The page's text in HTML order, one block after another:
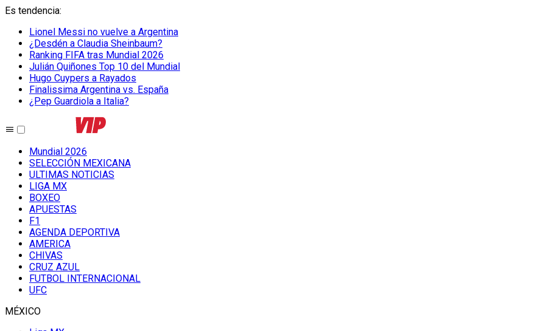
Es tendencia:
Lionel Messi no vuelve a Argentina
¿Desdén a Claudia Sheinbaum?
Ranking FIFA tras Mundial 2026
Julián Quiñones Top 10 del Mundial
Hugo Cuypers a Rayados
Finalissima Argentina vs. España
¿Pep Guardiola a Italia?
Mundial 2026
SELECCIÓN MEXICANA
ULTIMAS NOTICIAS
LIGA MX
BOXEO
APUESTAS
F1
AGENDA DEPORTIVA
AMERICA
CHIVAS
CRUZ AZUL
FUTBOL INTERNACIONAL
UFC
MÉXICO